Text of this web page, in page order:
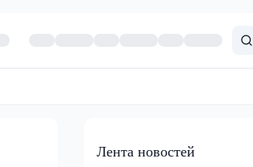
Лента новостей